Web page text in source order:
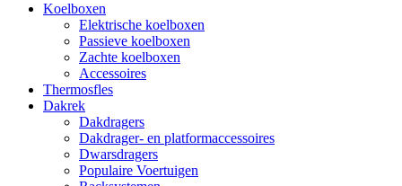
Koelboxen
Elektrische koelboxen
Passieve koelboxen
Zachte koelboxen
Accessoires
Thermosfles
Dakrek
Dakdragers
Dakdrager- en platformaccessoires
Dwarsdragers
Populaire Voertuigen